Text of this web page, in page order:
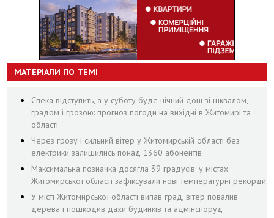
МАТЕРІАЛИ ПО ТЕМІ
Спека відступить, а у суботу буде нічний дощ зі шквалом,
градом і грозою: прогноз погоди на вихідні в Житомирі та
області
Через грозу і сильний вітер у Житомирській області без
електрики залишились понад 1360 абонентів
Максимальна позначка досягла 39 градусів: у містах
Житомирської області зафіксували нові температурні рекорди
У місті Житомирської області випав град, вітер повалив
дерева і пошкодив дахи будинків та адмінспоруд